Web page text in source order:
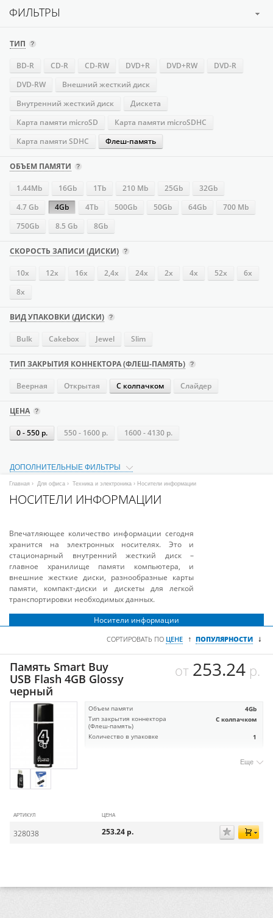
ФИЛЬТРЫ
ТИП
BD-R CD-R CD-RW DVD+R DVD+RW
DVD-R
DVD-RW
Внешний жесткий диск
Внутренний жесткий диск
Дискета
Карта памяти microSD
Карта памяти microSDHC
Карта памяти SDHC
Флеш-память
ОБЪЕМ ПАМЯТИ
1.44Mb 16Gb 1Tb 210 Mb 25Gb
32Gb
4.7 Gb
4Gb 4Tb 500Gb 50Gb 64Gb
700 Mb
750Gb
8.5 Gb 8Gb
СКОРОСТЬ ЗАПИСИ (ДИСКИ)
10x 12x 16х 2,4x 24х 2x 4х 52х
6x
8x
ВИД УПАКОВКИ (ДИСКИ)
Bulk Cakebox Jewel Slim
ТИП ЗАКРЫТИЯ КОННЕКТОРА (ФЛЕШ-ПАМЯТЬ)
Веерная Открытая С колпачком Слайдер
ЦЕНА
0 - 550 р. 550 - 1600 р. 1600 - 4130 р.
ДОПОЛНИТЕЛЬНЫЕ ФИЛЬТРЫ
Главная › Для офиса › Техника и электроника › Носители информации
НОСИТЕЛИ ИНФОРМАЦИИ
Впечатляющее количество информации сегодня
хранится на электронных носителях. Это и
стационарный внутренний жесткий диск –
главное хранилище памяти компьютера, и
внешние жесткие диски, разнообразные карты
памяти, компакт-диски и дискеты для легкой
транспортировки необходимых данных.
Носители информации
СОРТИРОВАТЬ ПО ЦЕНЕ ↑ ПОПУЛЯРНОСТИ ↓
Память Smart Buy
USB Flash 4GB Glossy
черный
от 253.24р.
Объем памяти 4Gb
Тип закрытия коннектора
(Флеш-память)
С колпачком
Количество в упаковке 1
Еще
АРТИКУЛ ЦЕНА
328038 253.24 р.